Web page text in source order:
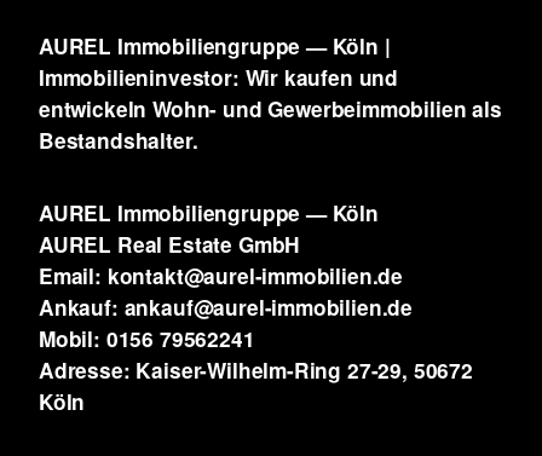
AUREL Immobiliengruppe — Köln |
Immobilieninvestor: Wir kaufen und
entwickelnWohn- und Gewerbeimmobilien als
Bestandshalter.
AUREL Immobiliengruppe — Köln
AUREL Real Estate GmbH
Email: kontakt@aurel-immobilien.de
Ankauf: ankauf@aurel-immobilien.de
Mobil: 0156 79562241
Adresse: Kaiser-Wilhelm-Ring 27-29, 50672
Köln